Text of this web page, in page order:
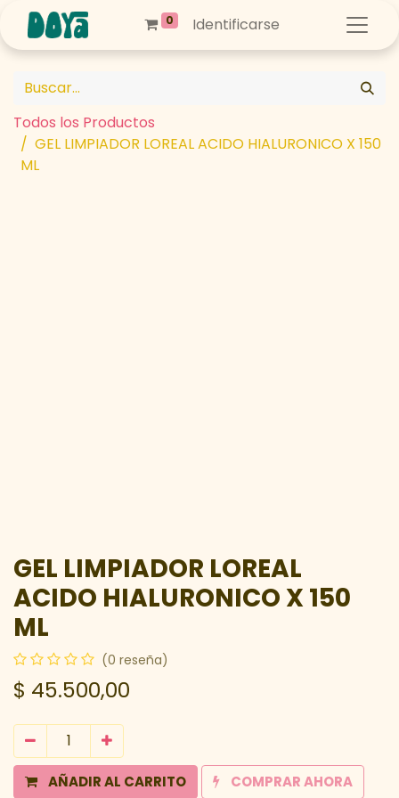
0 Identificarse
Todos los Productos
GEL LIMPIADOR LOREAL ACIDO HIALURONICO X 150
ML
GEL LIMPIADOR LOREAL
ACIDO HIALURONICO X 150
ML
(0 reseña)
$ 45.500,00
AÑADIR AL CARRITO COMPRAR AHORA